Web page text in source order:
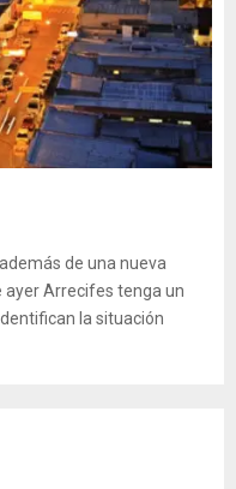
de una nueva
ayer Arrecifes tenga un
la situación